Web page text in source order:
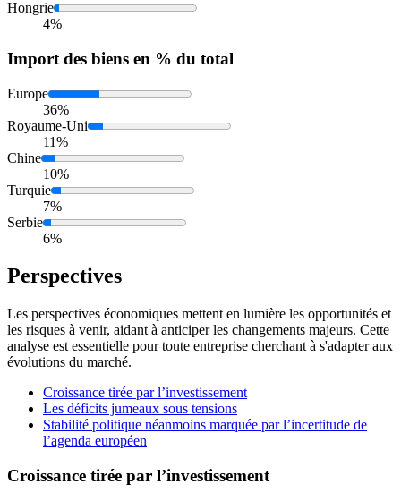
Hongrie
4%
Import des biens en % du total
Europe
36%
Royaume-Uni
11%
Chine
10%
Turquie
7%
Serbie
6%
Perspectives
Les perspectives économiques mettent en lumière les opportunités et
les risques à venir, aidant à anticiper les changements majeurs. Cette
analyse est essentielle pour toute entreprise cherchant à s'adapter aux
évolutions du marché.
Croissance tirée par l’investissement
Les déficits jumeaux sous tensions
Stabilité politique néanmoins marquée par l’incertitude de
l’agenda européen
Croissance tirée par l’investissement